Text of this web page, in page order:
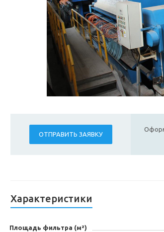
ОТПРАВИТЬ ЗАЯВКУ
Характеристики
Площадь фильтра (м²)